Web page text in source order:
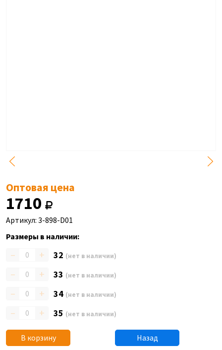
Оптовая цена
1710
Артикул: 3-898-D01
Размеры в наличии:
– + 32 (нет в наличии)
– + 33 (нет в наличии)
– + 34 (нет в наличии)
– + 35 (нет в наличии)
В корзину Назад